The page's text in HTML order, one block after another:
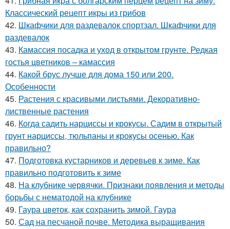
Классический рецепт икры из грибов
42. Шкафчики для раздевалок спортзал. Шкафчики для
раздевалок
43. Камассия посадка и уход в открытом грунте. Редкая
гостья цветников – камассия
44. Какой брус лучше для дома 150 или 200.
Особенности
45. Растения с красивыми листьями. Декоративно-
лиственные растения
46. Когда садить нарциссы и крокусы. Садим в открытый
грунт нарциссы, тюльпаны и крокусы осенью. Как
правильно?
47. Подготовка кустарников и деревьев к зиме. Как
правильно подготовить к зиме
48. На клубнике червячки. Признаки появления и методы
борьбы с нематодой на клубнике
49. Гаура цветок, как сохранить зимой. Гаура
50. Сад на песчаной почве. Методика выращивания